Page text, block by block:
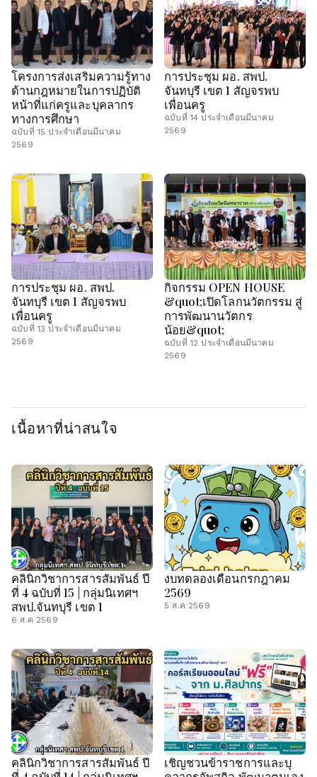
โครงการส่งเสริมความรู้ทาง
ด้านกฎหมายในการปฏิบัติ
หน้าที่แก่ครูและบุคลากร
ทางการศึกษา
ฉบับที่ 15 ประจำเดือนมีนาคม
2569
การประชุม ผอ. สพป.
จันทบุรี เขต 1 สัญจรพบ
เพื่อนครู
ฉบับที่ 14 ประจำเดือนมีนาคม
2569
การประชุม ผอ. สพป.
จันทบุรี เขต 1 สัญจรพบ
เพื่อนครู
ฉบับที่ 13 ประจำเดือนมีนาคม
2569
กิจกรรม OPEN HOUSE
&quot;เปิดโลกนวัตกรรม สู่
การพัฒนานวัตกร
น้อย&quot;
ฉบับที่ 12 ประจำเดือนมีนาคม
2569
เนื้อหาที่น่าสนใจ
คลินิกวิชาการสารสัมพันธ์ ปี
ที่ 4 ฉบับที่ 15 | กลุ่มนิเทศฯ
สพป.จันทบุรี เขต 1
6 ส.ค 2569
งบทดลองเดือนกรกฎาคม
2569
5 ส.ค 2569
คลินิกวิชาการสารสัมพันธ์ ปี
เชิญชวนข้าราชการและบุ